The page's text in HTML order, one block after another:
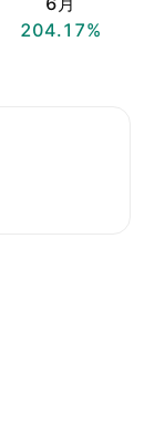
204.17%